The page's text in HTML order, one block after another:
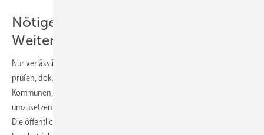
Nötige Kenntnisse durch
Weiterbildung
Nur verlässliche Handwerksunternehmen mit Sachkunde sollen
prüfen, dokumentieren, beraten und instandsetzen. In den
Kommunen, die die Sanierungspläne für Abwasser­systeme
umzusetzen haben, setzt sich diese Haltung mehr und mehr durch.
Die öffentliche Hand wird in aller Regel nur noch die­jenigen